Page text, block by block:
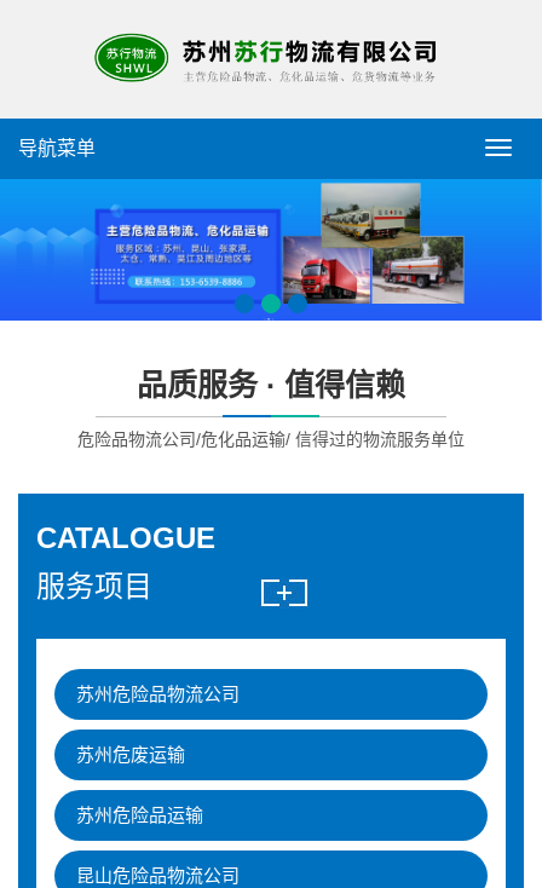
导
航
导航菜单
品质服务 · 值得信赖
危险品物流公司/危化品运输/ 信得过的物流服务单位
CATALOGUE
服务项目
苏州危险品物流公司
苏州危废运输
苏州危险品运输
昆山危险品物流公司